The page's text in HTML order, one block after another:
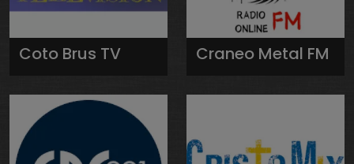
Coto Brus TV Craneo Metal FM